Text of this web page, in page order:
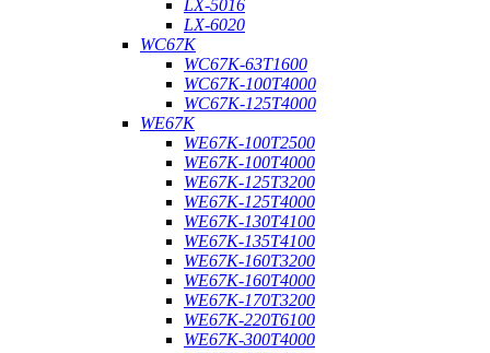
LX-5016
LX-6020
WC67K
WC67K-63T1600
WC67K-100T4000
WC67K-125T4000
WE67K
WE67K-100T2500
WE67K-100T4000
WE67K-125T3200
WE67K-125T4000
WE67K-130T4100
WE67K-135T4100
WE67K-160T3200
WE67K-160T4000
WE67K-170T3200
WE67K-220T6100
WE67K-300T4000